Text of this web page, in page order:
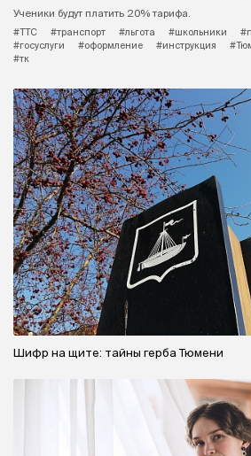
Ученики будут платить 20% тарифа.
#ТТС
#транспорт #льгота #школьники
#госуслуги
#оформление #инструкция
#тк
Шифр на щите: тайны герба Тюмени